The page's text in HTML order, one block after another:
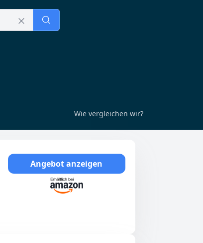
Wie vergleichen wir?
Angebot anzeigen